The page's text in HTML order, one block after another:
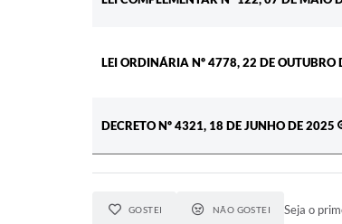
LEI ORDINÁRIA Nº 4778, 22 DE OUTUBRO
DECRETO Nº 4321, 18 DE JUNHO DE 2025
GOSTEI NÃO GOSTEI Seja o